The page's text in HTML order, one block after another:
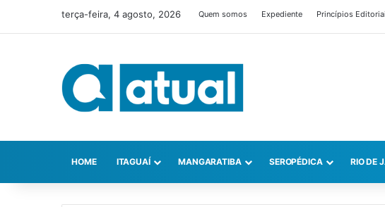
terça-feira, 4 agosto, 2026 Quem somos Expediente Princípios
HOME ITAGUAÍ MANGARATIBA SEROPÉDICA RIO DE